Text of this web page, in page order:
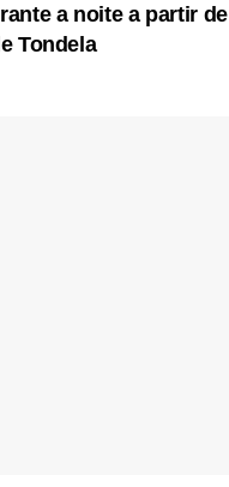
a noite a partir
Tondela